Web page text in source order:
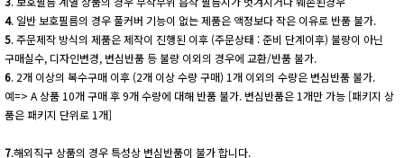
4. 일반 보호필름의 경우 풀커버 기능이 없는 제품은 액정보다 작은 이유로 반품 불가.
5. 주문제작 방식의 제품은 제작이 진행된 이후 (주문상태 : 준비 단계이후) 불량이 아닌
구매실수, 디자인변경, 변심반품 등 불량 이외의 경우에 교환/반품 불가.
6. 2개 이상의 복수구매 이후 (2개 이상 수량 구매) 1개 이외의 수량은 변심반품 불가.
예=> A 상품 10개 구매 후 9개 수량에 대해 반품 불가. 변심반품은 1개만 가능 [패키지 상
품은 패키지 단위로 1개]
7.해외직구 상품의 경우 특성상 변심반품이 불가 합니다.